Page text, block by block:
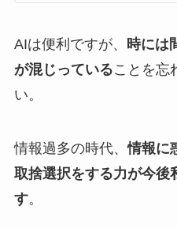
AIは便利ですが、 時には
が混じっていることを忘
い。
情報過多の時代、情報に
取捨選択をする力が今後
す。